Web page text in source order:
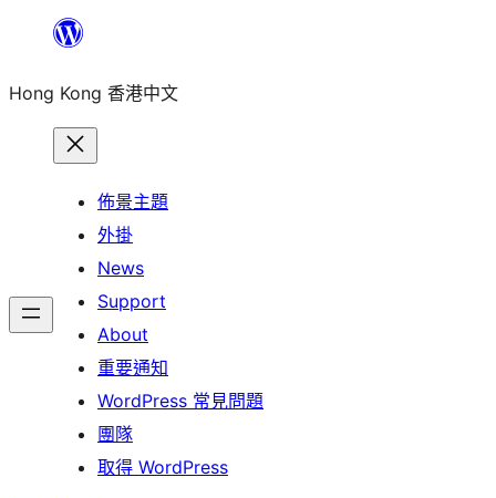
主
Hong Kong 香港中文
佈景主題
外掛
News
Support
About
重要通知
WordPress 常見問題
團隊
取得 WordPress